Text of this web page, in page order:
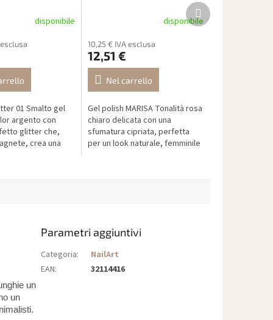
disponibile
01 Smalto gel
argento con
glitter che,
crea una
disponibile
10,25 € IVA esclusa
12,51 €
Nel carrello
Gel polish MARISA Tonalità rosa
chiaro delicata con una
sfumatura cipriata, perfetta
per un look naturale, femminile
Prodotto
successivo
un
un
Parametri aggiuntivi
Categoria:
NailArt
EAN: 32114416